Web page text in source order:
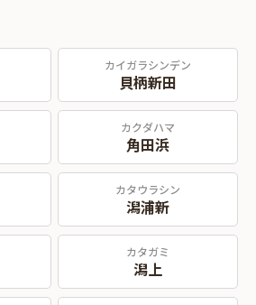
カイガラシンデン
貝柄新田
カクダハマ
角田浜
カタウラシン
潟浦新
カタガミ
潟上